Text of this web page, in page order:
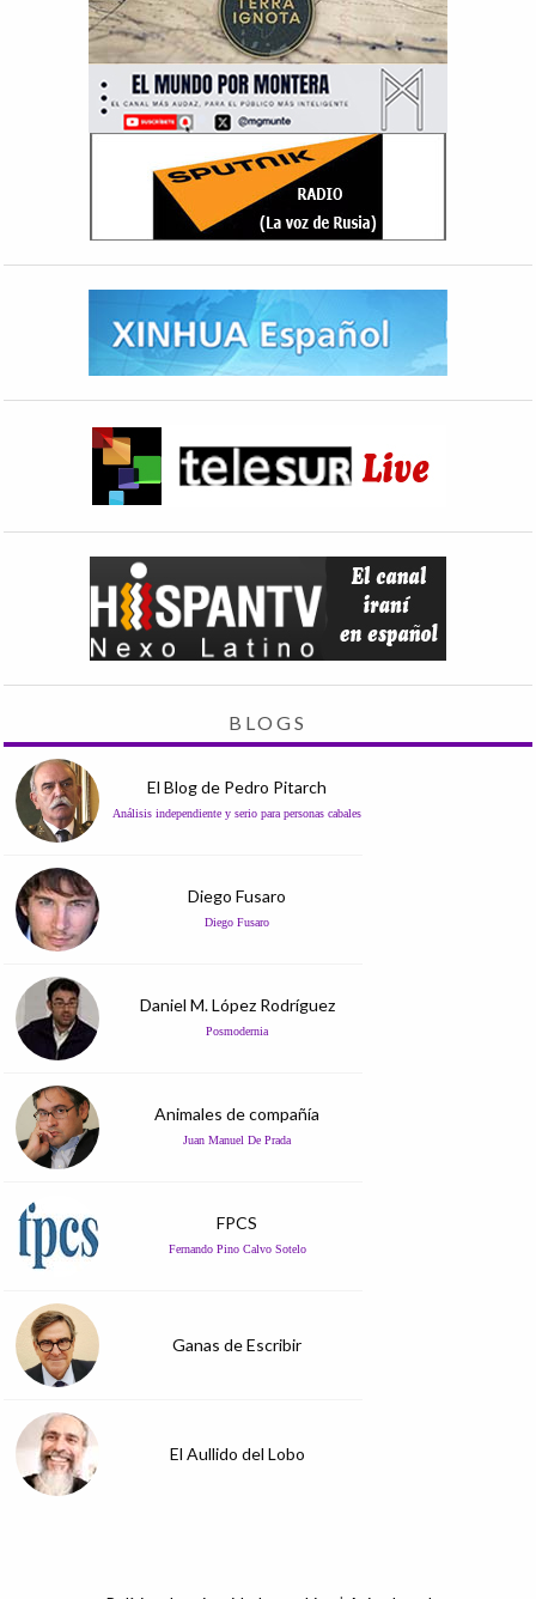
BLOGS
El Blog de Pedro Pitarch
Análisis independiente y serio para personas cabales
Diego Fusaro
Diego Fusaro
Daniel M. López Rodríguez
Posmodernia
Animales de compañía
Juan Manuel De Prada
FPCS
Fernando Pino Calvo Sotelo
Ganas de Escribir
El Aullido del Lobo